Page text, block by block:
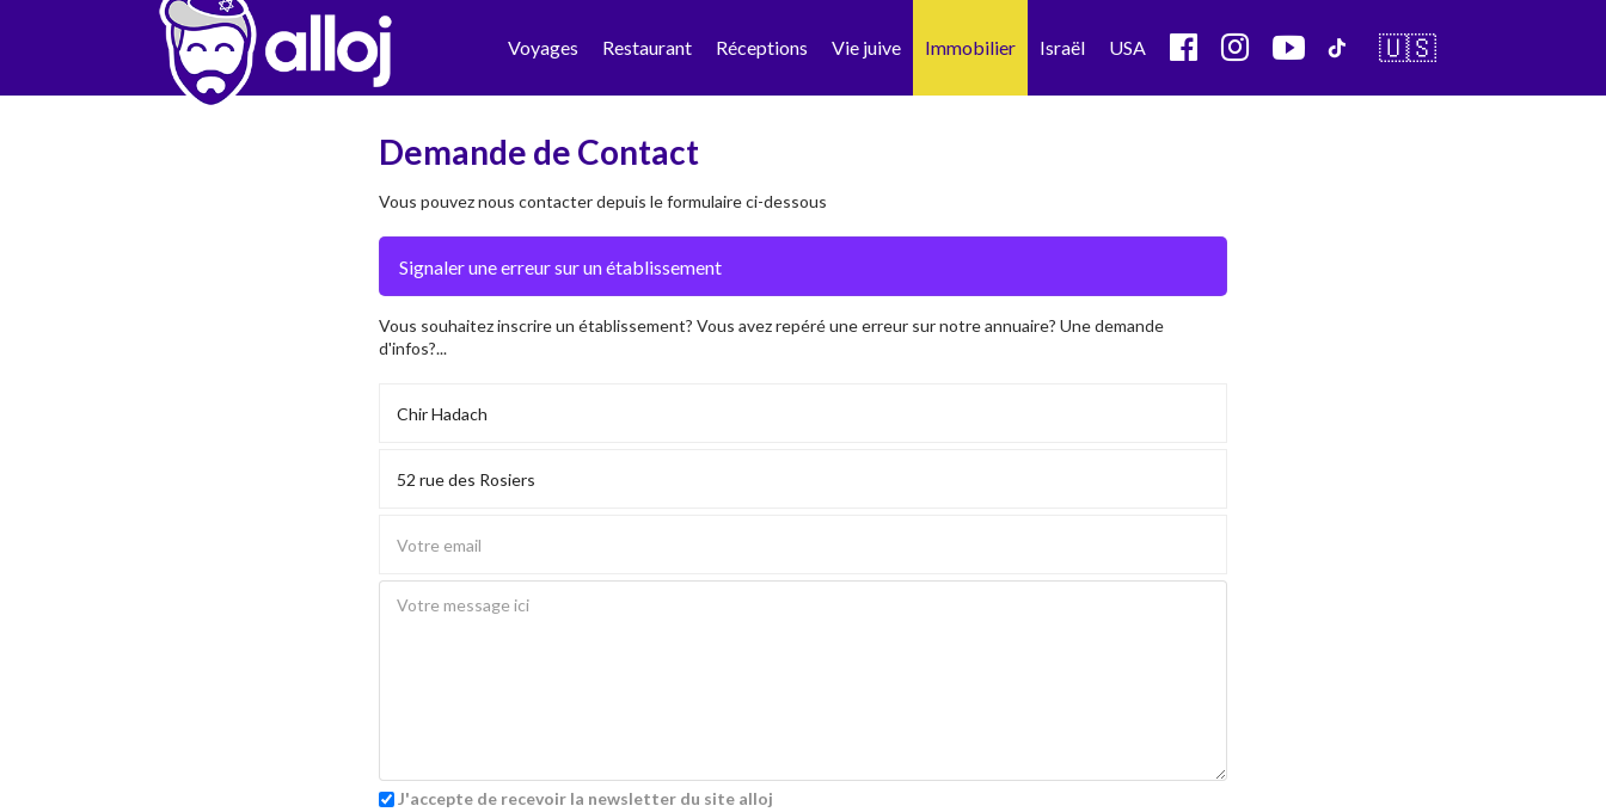
Voyages Restaurant Réceptions Vie juive Immobilier Israël USA 🇺🇸
Demande de Contact
Vous pouvez nous contacter depuis le formulaire ci-dessous
Vous souhaitez inscrire un établissement? Vous avez repéré une erreur sur notre annuaire? Une demande
d'infos?...
J'accepte de recevoir la newsletter du site alloj